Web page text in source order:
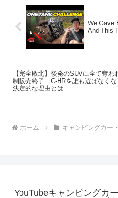
We Gave
And This
【完全敗北】後発のSUVに全て奪わ
制販売終了…C-HRを誰も選ばなくな
決定的な理由とは
ホーム キャンピングカー
YouTubeキャンピングカ